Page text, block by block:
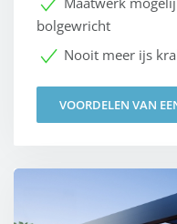
bolgewricht
Nooit meer ijs
VOORDELEN VAN